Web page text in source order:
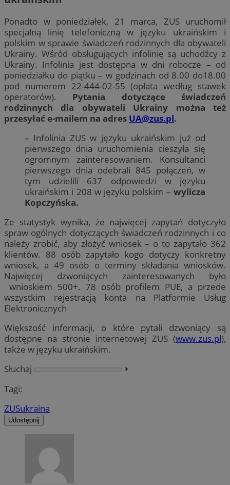
Ponadto w poniedziałek, 21 marca, ZUS uruchomił
specjalną linię telefoniczną w języku ukraińskim i
polskim w sprawie świadczeń rodzinnych dla obywateli
Ukrainy. Wśród obsługujących infolinię są uchodźcy z
Ukrainy. Infolinia jest dostępna w dni robocze – od
poniedziałku do piątku – w godzinach od 8.00 do18.00
pod numerem 22-444-02-55 (opłata według stawek
operatorów). Pytania dotyczące świadczeń
rodzinnych dla obywateli Ukrainy można też
przesyłać e-mailem na adres UA@zus.pl.
– Infolinia ZUS w języku ukraińskim już od
pierwszego dnia uruchomienia cieszyła się
ogromnym zainteresowaniem. Konsultanci
pierwszego dnia odebrali 845 połączeń, w
tym udzielili 637 odpowiedzi w języku
ukraińskim i 208 w języku polskim – wylicza
Kopczyńska.
Ze statystyk wynika, że najwięcej zapytań dotyczyło
spraw ogólnych dotyczących świadczeń rodzinnych i co
należy zrobić, aby złożyć wniosek – o to zapytało 362
klientów. 88 osób zapytało kogo dotyczy konkretny
wniosek, a 49 osób o terminy składania wniosków.
Najwięcej dzwoniących zainteresowanych było
wnioskiem 500+. 78 osób profilem PUE, a przede
wszystkim rejestracją konta na Platformie Usług
Elektronicznych
Większość informacji, o które pytali dzwoniący są
dostępne na stronie internetowej ZUS (www.zus.pl),
także w języku ukraińskim.
Słuchaj
⏵︎
Tagi:
ZUSukraina
Udostępnij